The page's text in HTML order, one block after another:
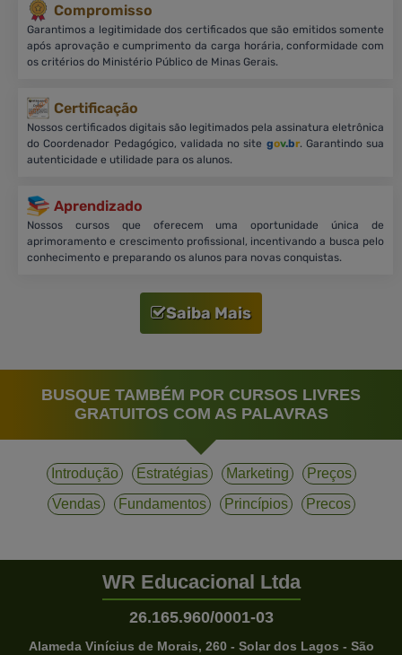
Compromisso
Garantimos a legitimidade dos certificados que são emitidos somente
após aprovação e cumprimento da carga horária, conformidade com
os critérios do Ministério Público de Minas Gerais.
Certificação
Nossos certificados digitais são legitimados pela assinatura eletrônica
do Coordenador Pedagógico, validada no site gov.br. Garantindo sua
autenticidade e utilidade para os alunos.
Aprendizado
Nossos cursos que oferecem uma oportunidade única de
aprimoramento e crescimento profissional, incentivando a busca pelo
conhecimento e preparando os alunos para novas conquistas.
Saiba Mais
BUSQUE TAMBÉM POR CURSOS LIVRES
GRATUITOS COM AS PALAVRAS
Introdução Estratégias Marketing
Preços
Vendas
Fundamentos Princípios Precos
WR Educacional Ltda
26.165.960/0001-03
Alameda Vinícius de Morais, 260 - Solar dos Lagos - São